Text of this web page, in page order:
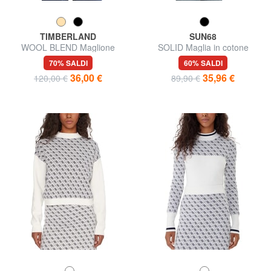
TIMBERLAND
WOOL BLEND Maglione
girocollo
70% SALDI
120,00 € 36,00 €
SUN68
SOLID Maglia in cotone
60% SALDI
89,90 € 35,96 €